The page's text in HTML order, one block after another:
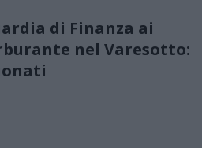
di Finanza ai
nel Varesotto: